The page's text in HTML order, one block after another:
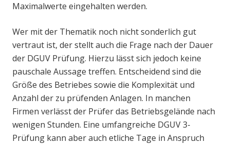
Maximalwerte eingehalten werden.
Wer mit der Thematik noch nicht sonderlich gut
vertraut ist, der stellt auch die Frage nach der Dauer
der DGUV Prüfung. Hierzu lässt sich jedoch keine
pauschale Aussage treffen. Entscheidend sind die
Größe des Betriebes sowie die Komplexität und
Anzahl der zu prüfenden Anlagen. In manchen
Firmen verlässt der Prüfer das Betriebsgelände nach
wenigen Stunden. Eine umfangreiche DGUV 3-
Prüfung kann aber auch etliche Tage in Anspruch